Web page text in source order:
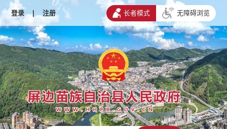
登录 | 注册 长者模式 无障碍浏览